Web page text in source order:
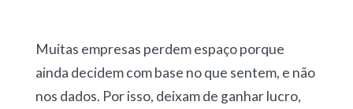
Muitas empresas perdem espaço porque
ainda decidem com base no que sentem, e não
nos dados. Por isso, deixam de ganhar lucro,